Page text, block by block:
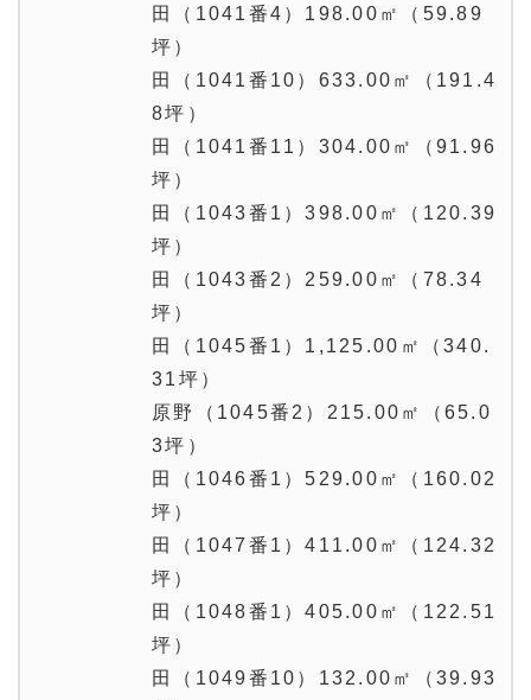
田（1041番4）198.00㎡（59.89
坪）
田（1041番10）633.00㎡（191.4
8坪）
田（1041番11）304.00㎡（91.96
坪）
田（1043番1）398.00㎡（120.39
坪）
田（1043番2）259.00㎡（78.34
坪）
田（1045番1）1,125.00㎡（340.
31坪）
原野（1045番2）215.00㎡（65.0
3坪）
田（1046番1）529.00㎡（160.02
坪）
田（1047番1）411.00㎡（124.32
坪）
田（1048番1）405.00㎡（122.51
坪）
田（1049番10）132.00㎡（39.93